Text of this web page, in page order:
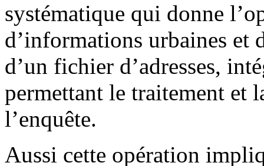
systématique qui donne
d’informations urbaines et
d’un fichier d’adresses,
permettant le traitement et
l’enquête.
Aussi cette opération